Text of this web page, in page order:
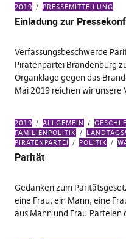
2019 PRESSEMITTEILUNG
Einladung zur
Verfassungsbeschwerde
Piratenpartei Brandenburg
Organklage gegen das
Mai 2019 reichen wir
2019 ALLGEMEIN
FAMILIENPOLITIK
PIRATENPARTEI
POLITIK
Parität
Gedanken zum
eine Frau, ein Mann, eine
aus Mann und Frau.Parteien